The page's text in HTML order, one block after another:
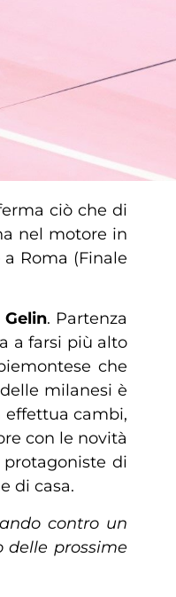
ciò che di
nel motore in
a Roma (Finale
Gelin. Partenza
a farsi più alto
che
milanesi è
effettua cambi,
con le novità
di
di casa.
contro un
delle prossime